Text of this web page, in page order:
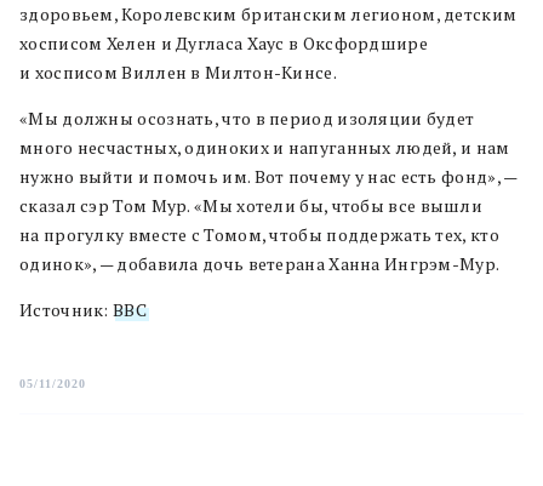
здоровьем, Королевским британским легионом, детским
хосписом Хелен и Дугласа Хаус в Оксфордшире
и хосписом Виллен в Милтон-Кинсе.
«Мы должны осознать, что в период изоляции будет
много несчастных, одиноких и напуганных людей, и нам
нужно выйти и помочь им. Вот почему у нас есть фонд», —
сказал сэр Том Мур.«Мы хотели бы, чтобы все вышли
на прогулку вместе с Томом, чтобы поддержать тех, кто
одинок», — добавила дочь ветерана Ханна Ингрэм-Мур.
Источник: BBC
05/11/2020